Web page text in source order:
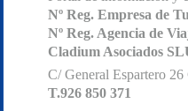
Nº Reg. Empresa de
Nº Reg. Agencia de
Cladium Asociados
C/ General Espartero
T.926 850 371